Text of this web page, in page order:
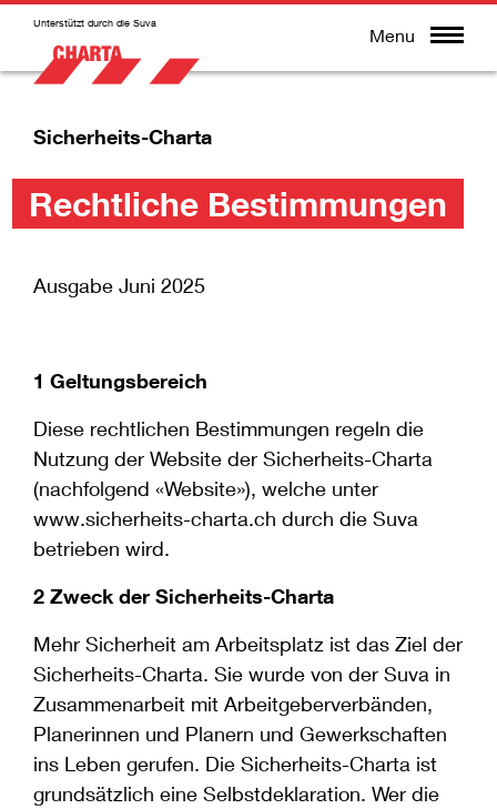
Unterstützt durch die Suva
Menu
Sicherheits-Charta
Rechtliche Bestimmungen
Ausgabe Juni 2025
1 Geltungsbereich
Diese rechtlichen Bestimmungen regeln die
Nutzung der Website der Sicherheits-Charta
(nachfolgend «Website»), welche unter
www.sicherheits-charta.ch durch die Suva
betrieben wird.
2 Zweck der Sicherheits-Charta
Mehr Sicherheit am Arbeitsplatz ist das Ziel der
Sicherheits-Charta. Sie wurde von der Suva in
Zusammenarbeit mit Arbeitgeberverbänden,
Planerinnen und Planern und Gewerkschaften
ins Leben gerufen. Die Sicherheits-Charta ist
grundsätzlich eine Selbstdeklaration. Wer die